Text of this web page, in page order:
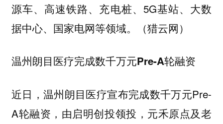
源车、高速铁路、充电桩、5G基站、大数
据中心、国家电网等领域。（猎云网）
温州朗目医疗完成数千万元Pre-A轮融资
近日，温州朗目医疗宣布完成数千万元Pre-
A轮融资，由启明创投领投，元禾原点及老